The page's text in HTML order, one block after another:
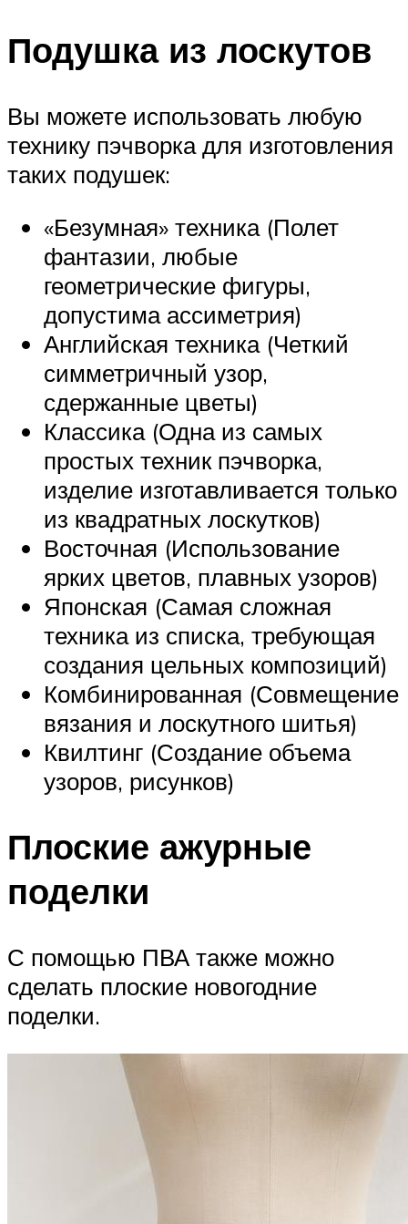
Подушка из лоскутов
Вы можете использовать любую
технику пэчворка для изготовления
таких подушек:
«Безумная» техника (Полет
фантазии, любые
геометрические фигуры,
допустима ассиметрия)
Английская техника (Четкий
симметричный узор,
сдержанные цветы)
Классика (Одна из самых
простых техник пэчворка,
изделие изготавливается только
из квадратных лоскутков)
Восточная (Использование
ярких цветов, плавных узоров)
Японская (Самая сложная
техника из списка, требующая
создания цельных композиций)
Комбинированная (Совмещение
вязания и лоскутного шитья)
Квилтинг (Создание объема
узоров, рисунков)
Плоские ажурные
поделки
С помощью ПВА также можно
сделать плоские новогодние
поделки.